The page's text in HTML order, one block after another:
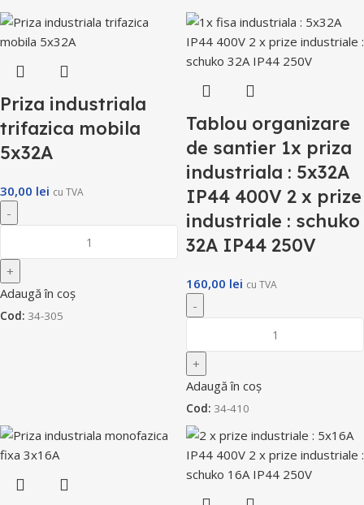
Priza industriala
trifazica mobila
5x32A
30,00 lei cu TVA
Adaugă în coș
Cod: 34-305
Tablou organizare
de santier 1x priza
industriala : 5x32A
IP44 400V 2 x prize
industriale : schuko
32A IP44 250V
160,00 lei cu TVA
Adaugă în coș
Cod: 34-410